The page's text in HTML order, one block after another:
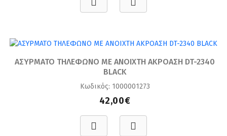
ΑΣΥΡΜΑΤΟ ΤΗΛΕΦΩΝΟ ΜΕ ΑΝΟΙΧΤΗ ΑΚΡΟΑΣΗ DT-2340
BLACK
Κωδικός: 1000001273
42,00€